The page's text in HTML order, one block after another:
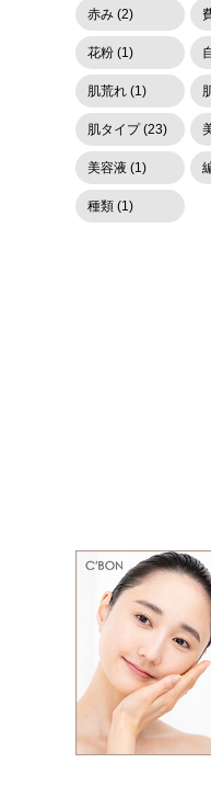
赤み (2)
花粉 (1)
肌荒れ (1)
肌タイプ (23)
美容液 (1)
種類 (1)